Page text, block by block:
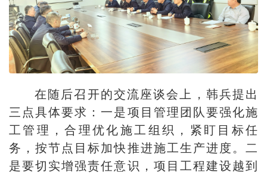
在随后召开的交流座谈会上，韩兵提出
三点具体要求：一是项目管理团队要强化施
工管理，合理优化施工组织，紧盯目标任
务，按节点目标加快推进施工生产进度。二
是要切实增强责任意识，项目工程建设越到